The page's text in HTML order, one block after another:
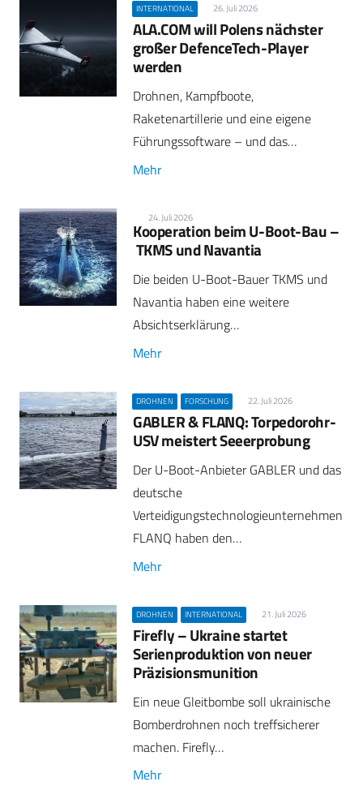
INTERNATIONAL 26. Juli 2026
ALA.COM will Polens nächster
großer DefenceTech-Player
werden
Drohnen, Kampfboote,
Raketenartillerie und eine eigene
Führungssoftware – und das…
Mehr
24. Juli 2026
Kooperation beim U-Boot-Bau –
TKMS und Navantia
Die beiden U-Boot-Bauer TKMS und
Navantia haben eine weitere
Absichtserklärung…
Mehr
DROHNEN FORSCHUNG 22. Juli 2026
GABLER & FLANQ: Torpedorohr-
USV meistert Seeerprobung
Der U-Boot-Anbieter GABLER und das
deutsche
Verteidigungstechnologieunternehmen
FLANQ haben den…
Mehr
DROHNEN INTERNATIONAL 21. Juli 2026
Firefly – Ukraine startet
Serienproduktion von neuer
Präzisionsmunition
Ein neue Gleitbombe soll ukrainische
Bomberdrohnen noch treffsicherer
machen. Firefly…
Mehr